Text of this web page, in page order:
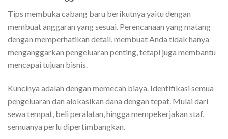
Tips membuka cabang baru berikutnya yaitu dengan
membuat anggaran yang sesuai. Perencanaan yang matang
dengan memperhatikan detail, membuat Anda tidak hanya
menganggarkan pengeluaran penting, tetapi juga membantu
mencapai tujuan bisnis.
Kuncinya adalah dengan memecah biaya. Identifikasi semua
pengeluaran dan alokasikan dana dengan tepat. Mulai dari
sewa tempat, beli peralatan, hingga mempekerjakan staf,
semuanya perlu dipertimbangkan.